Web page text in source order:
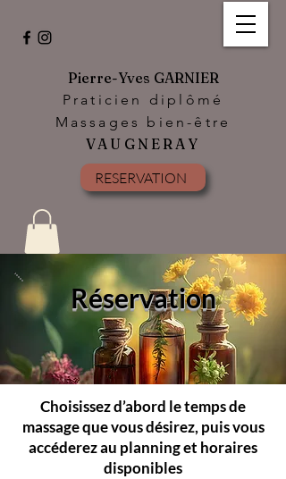
Pierre-Yves GARNIER
Praticien diplômé
Massages bien-être
VAUGNERAY
RESERVATION
Réservation
Choisissez d’abord le temps de
massage que vous désirez, puis vous
accéderez au planning et horaires
disponibles